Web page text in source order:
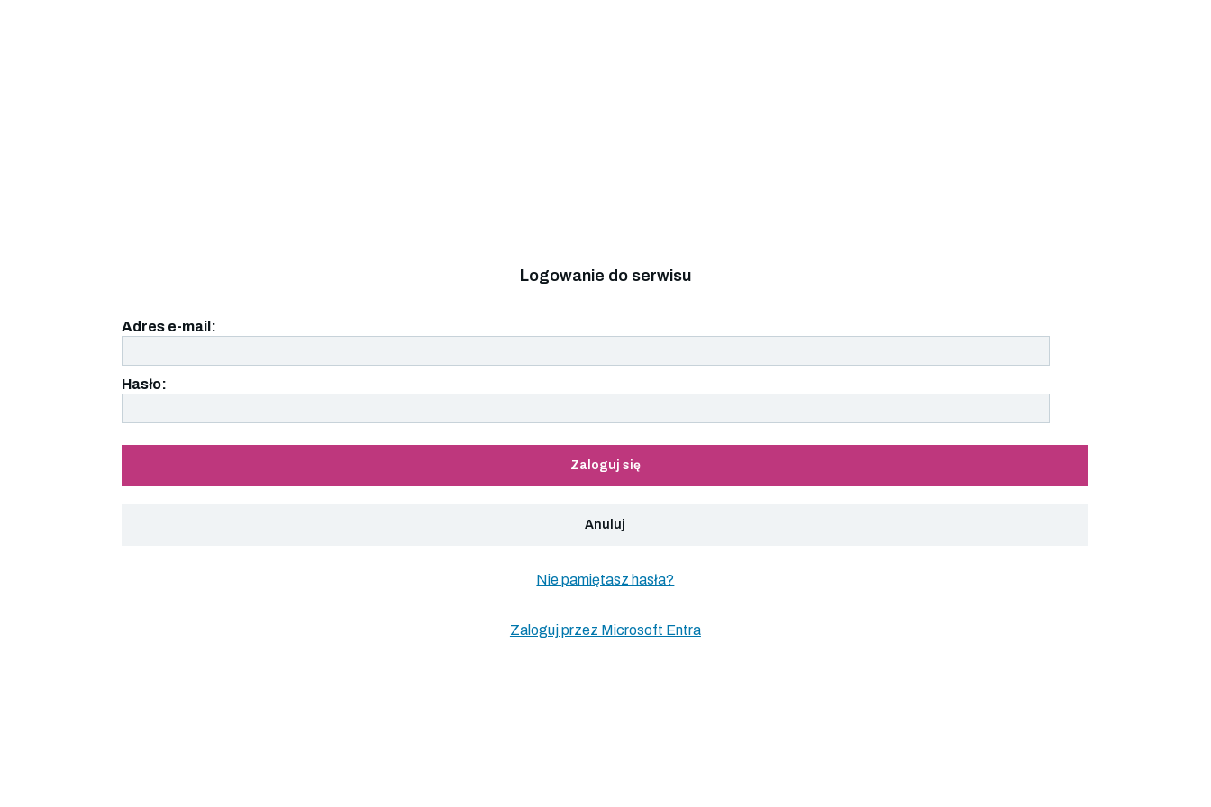
Logowanie do serwisu
Adres e-mail:
Hasło:
Zaloguj się
Anuluj
Nie pamiętasz hasła?
Zaloguj przez Microsoft Entra